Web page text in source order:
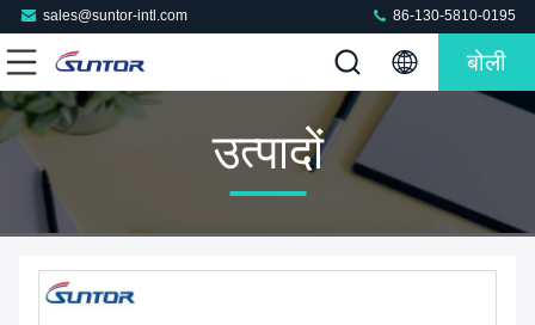
sales@suntor-intl.com 86-130-5810-0195
बोली
उत्पादों